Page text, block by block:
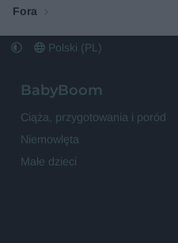
Fora
Polski (PL)
BabyBoom
Ciąża, przygotowania i poród
Niemowlęta
Małe dzieci